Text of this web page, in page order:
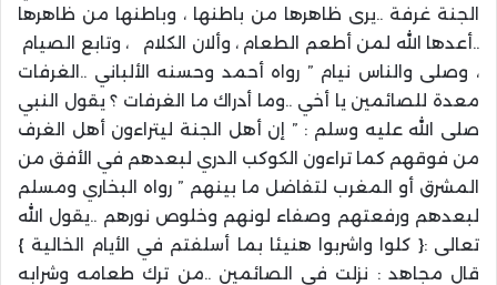
الجنة غرفة ..يرى ظاهرها من باطنها ، وباطنها من ظاهرها
..أعدها الله لمن أطعم الطعام ، وألان الكلام ، وتابع الصيام
، وصلى والناس نيام ” رواه أحمد وحسنه الألباني ..الغرفات
معدة للصائمين يا أخي ..وما أدراك ما الغرفات ؟ يقول النبي
صلى الله عليه وسلم : ” إن أهل الجنة ليتراءون أهل الغرف
من فوقهم كما تراءون الكوكب الدري لبعدهم في الأفق من
المشرق أو المغرب لتفاضل ما بينهم ” رواه البخاري ومسلم
لبعدهم ورفعتهم وصفاء لونهم وخلوص نورهم ..يقول الله
تعالى :{ كلوا واشربوا هنيئا بما أسلفتم في الأيام الخالية }
قال مجاهد : نزلت في الصائمين ..من ترك طعامه وشرابه